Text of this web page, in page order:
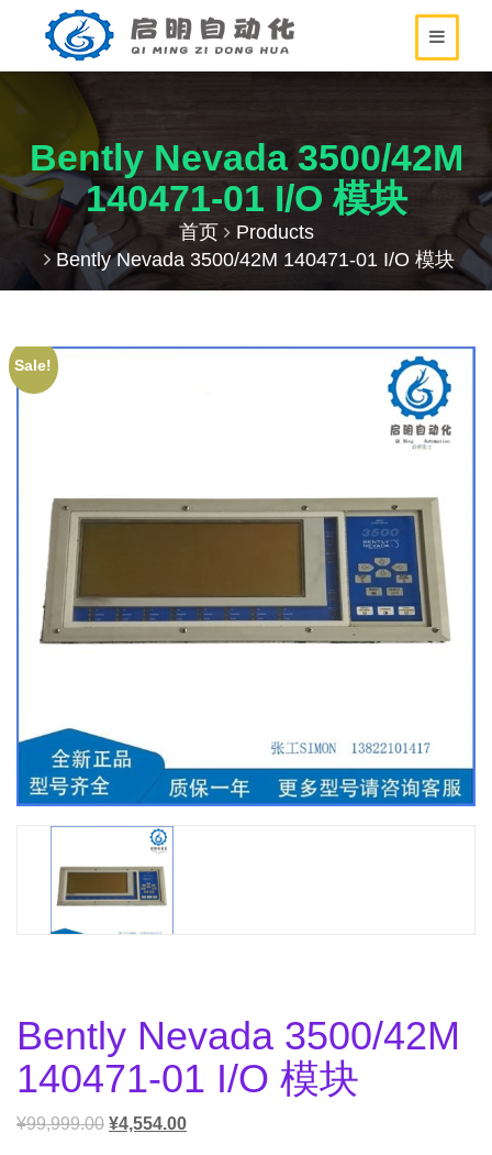
Bently Nevada 3500/42M
140471-01 I/O 模块
首页
Products
Bently Nevada 3500/42M 140471-01 I/O 模块
Sale!
Bently Nevada 3500/42M
140471-01 I/O 模块
¥99,999.00 ¥4,554.00